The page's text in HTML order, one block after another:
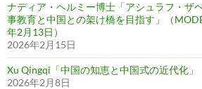
ナディア・ヘルミー博士「アシュラフ・ザ
事教育と中国との架け橋を目指す」（
年2月13日）
2026年2月15日
Xu Qingqi「中国の知恵と中国式の近代化」
2026年2月8日